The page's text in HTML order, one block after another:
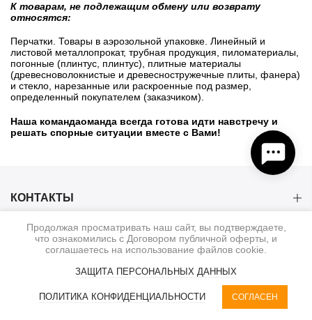
К товарам, не подлежащим обмену или возврату
относятся:
Перчатки. Товары в аэрозольной упаковке. Линейный и
листовой металлопрокат, трубная продукция, пиломатериалы,
погонные (плинтус, плинтус), плитные материалы
(древесноволокнистые и древесностружечные плиты, фанера)
и стекло, нарезанные или раскроенные под размер,
определенный покупателем (заказчиком).
Наша командаоманда всегда готова идти навстречу и
решать спорные ситуации вместе с Вами!
КОНТАКТЫ
КАТЕГОРИИ
ИНФОРМАЦИЯ
ПОИСК КАБИНЕТ
Продолжая просматривать наш сайт, вы подтверждаете,
что ознакомились с Договором публичной оферты, и
соглашаетесь на использование файлов cookie.
ЗАЩИТА ПЕРСОНАЛЬНЫХ ДАННЫХ
ПОЛИТИКА КОНФИДЕНЦИАЛЬНОСТИ СОГЛАСЕН